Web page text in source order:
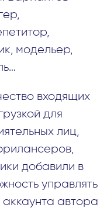
модельер,
входящих
для
лиц,
добавили в
управлять
автора